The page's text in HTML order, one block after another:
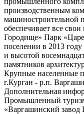
производственным
машиностроительной
обеспечивает все
Городище» Парк
поселении в 2013
и высотой
памятников
Крупные населенные
г.Курган - р.п. Варгаши
Дополнительная
Промышленный
«Варгашинский